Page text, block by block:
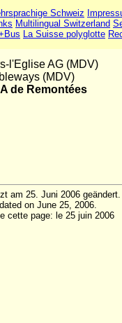
Schweiz
Multilingual Switzerland
La Suisse polyglotte
l'Eglise AG (MDV)
(MDV)
de Remontées
am 25. Juni 2006 geändert.
on June 25, 2006.
cette page: le 25 juin 2006